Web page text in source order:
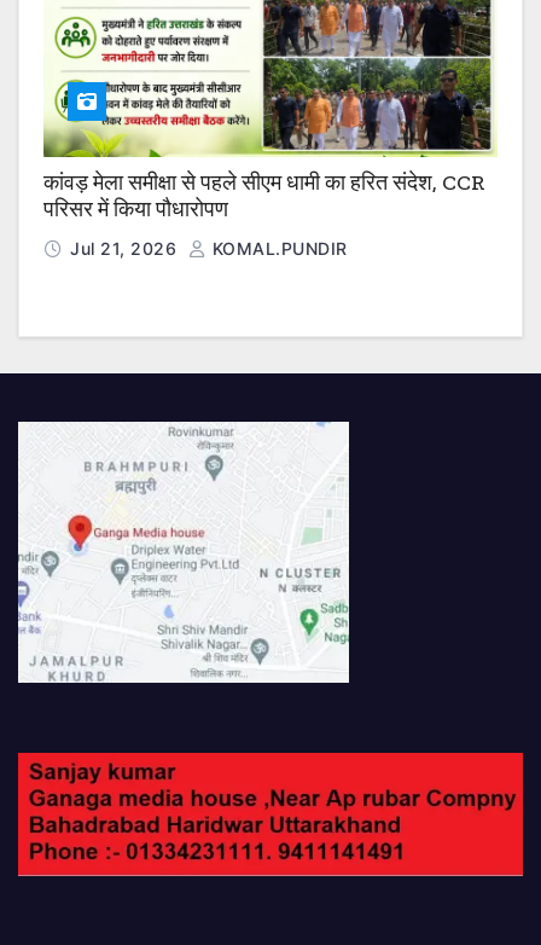
कांवड़ मेला समीक्षा से पहले सीएम धामी का हरित संदेश, CCR
परिसर में किया पौधारोपण
Jul 21, 2026 KOMAL.PUNDIR